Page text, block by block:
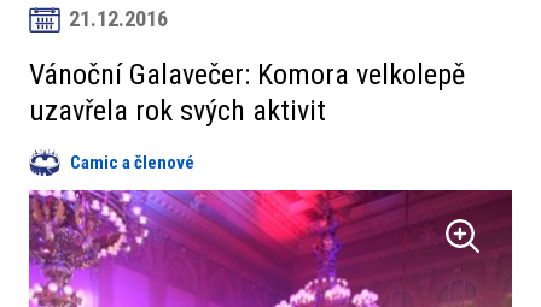
Rozvoj Trhu
Členové
Partneři
​​Projekty
Členská sekce
21.12.2016
Vánoční Galavečer: Komora velkolepě
uzavřela rok svých aktivit
Camic a členové